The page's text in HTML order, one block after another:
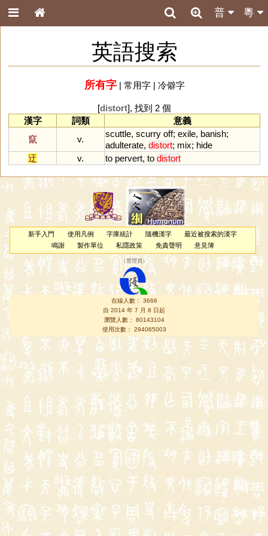
粵
普
英語搜索
所有字| 常用字| 冷僻字
[distort], 找到 2 個
漢字
詞類
意義
竄
v.
scuttle, scurry off; exile, banish;
adulterate, distort; mix; hide
迂
v. to pervert, to distort
新手入門 使用凡例 字庫統計 隨機漢字
最近被搜索的漢字
鳴謝
製作單位 私隱政策 免責聲明 意見簿
（管理員 ）
在線人數： 3666
自 2014 年 7 月 8 日起
瀏覽人數： 80143104
使用次數： 294065003